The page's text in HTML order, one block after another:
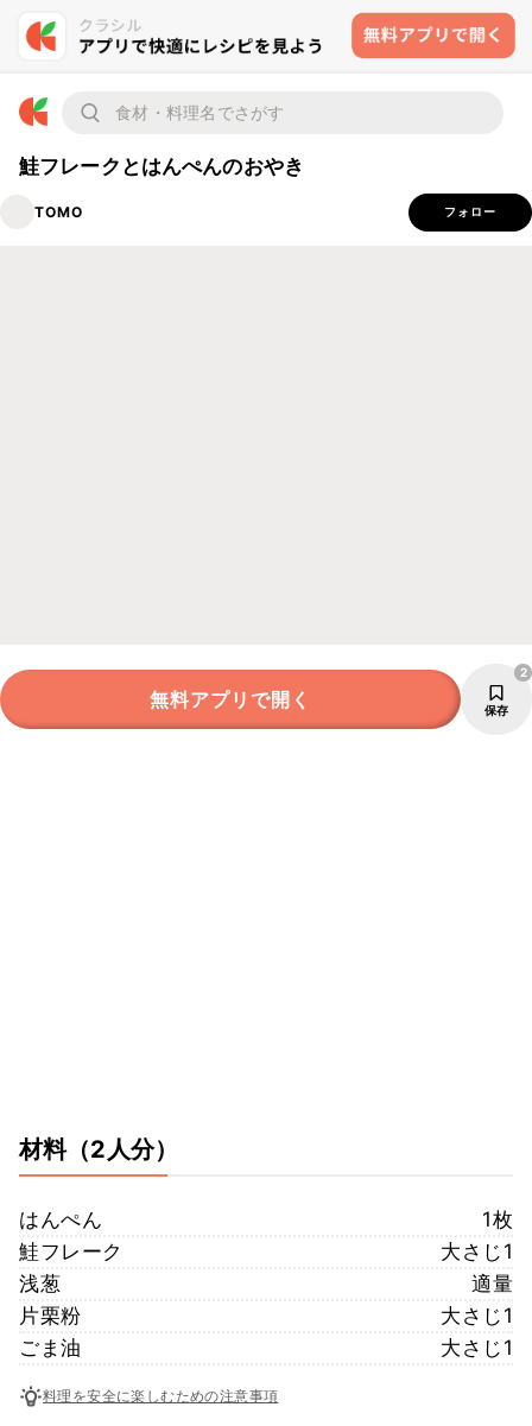
鮭フレークとはんぺんのおやき
TOMO フォロー
無料アプリで開く 保存
2
材料（2人分）
はんぺん
1枚
鮭フレーク
大さじ1
浅葱
適量
片栗粉
大さじ1
ごま油
大さじ1
料理を安全に楽しむための注意事項